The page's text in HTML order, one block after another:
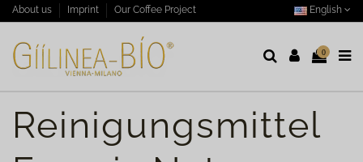
About us Imprint Our Coffee Project English
0
Reinigungsmittel